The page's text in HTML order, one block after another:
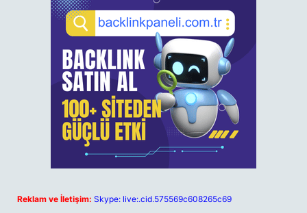
Reklam ve İletişim: Skype: live:.cid.575569c608265c69